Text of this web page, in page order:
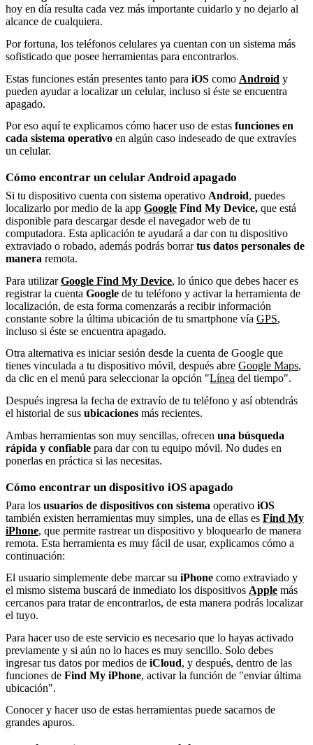
hoy en día resulta cada vez más importante cuidarlo y no dejarlo al
alcance de cualquiera.
Por fortuna, los teléfonos celulares ya cuentan con un sistema más
sofisticado que posee herramientas para encontrarlos.
Estas funciones están presentes tanto para iOS como Android y
pueden ayudar a localizar un celular, incluso si éste se encuentra
apagado.
Por eso aquí te explicamos cómo hacer uso de estas funciones en
cada sistema operativo en algún caso indeseado de que extravíes
un celular.
Cómo encontrar un celular Android apagado
Si tu dispositivo cuenta con sistema operativo Android, puedes
localizarlo por medio de la app Google Find My Device, que está
disponible para descargar desde el navegador web de tu
computadora. Esta aplicación te ayudará a dar con tu dispositivo
extraviado o robado, además podrás borrartus datos personales de
manera remota.
Para utilizarGoogle Find My Device, lo único que debes hacer es
registrar la cuenta Google de tu teléfono y activar la herramienta de
localización, de esta forma comenzarás a recibir información
constante sobre la última ubicación de tu smartphone vía GPS,
incluso si éste se encuentra apagado.
Otra alternativa es iniciar sesión desde la cuenta de Google que
tienes vinculada a tu dispositivo móvil, después abre Google Maps,
da clic en el menú para seleccionar la opción "Línea del tiempo".
Después ingresa la fecha de extravío de tu teléfono y así obtendrás
el historial de sus ubicaciones más recientes.
Ambas herramientas son muy sencillas, ofrecen una búsqueda
rápida y confiable para dar con tu equipo móvil. No dudes en
ponerlas en práctica si las necesitas.
Cómo encontrar un dispositivo iOS apagado
Para los usuarios de dispositivos con sistema operativo iOS
también existen herramientas muy simples, una de ellas es Find My
iPhone, que permite rastrear un dispositivo y bloquearlo de manera
remota. Esta herramienta es muy fácil de usar, explicamos cómo a
continuación:
El usuario simplemente debe marcar su iPhone como extraviado y
el mismo sistema buscará de inmediato los dispositivos Apple más
cercanos para tratar de encontrarlos, de esta manera podrás localizar
el tuyo.
Para hacer uso de este servicio es necesario que lo hayas activado
previamente y si aún no lo haces es muy sencillo. Solo debes
ingresar tus datos por medios de iCloud, y después, dentro de las
funciones de Find My iPhone, activar la función de "enviar última
ubicación".
Conocer y hacer uso de estas herramientas puede sacarnos de
grandes apuros.